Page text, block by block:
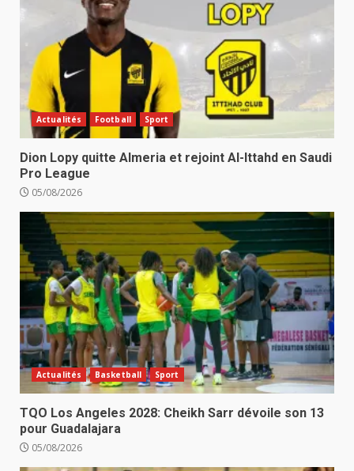
Actualités Football Sport
Dion Lopy quitte Almeria et rejoint Al-Ittahd en Saudi
Pro League
05/08/2026
Actualités Basketball Sport
TQO Los Angeles 2028: Cheikh Sarr dévoile son 13
pour Guadalajara
05/08/2026